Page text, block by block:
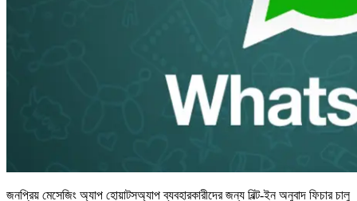
জনপ্রিয় মেসেজিং অ্যাপ হোয়াটসঅ্যাপ ব্যবহারকারীদের জন্য বিল্ট-ইন অনুবাদ ফিচার চালু